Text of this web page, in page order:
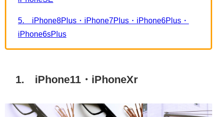
5. iPhone8Plus・iPhone7Plus・iPhone6Plus・
iPhone6sPlus
1. iPhone11・iPhoneXr